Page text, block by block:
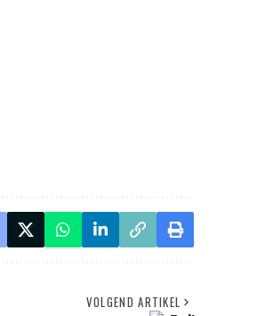
VOLGEND ARTIKEL